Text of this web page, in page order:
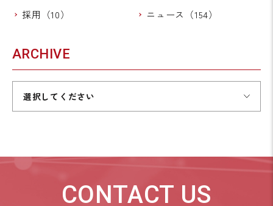
採用（10） ニュース（154）
ARCHIVE
選択してください
CONTACT US